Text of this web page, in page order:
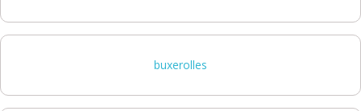
buxerolles